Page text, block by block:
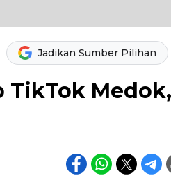
Jadikan Sumber Pilihan
TikTok Medok,